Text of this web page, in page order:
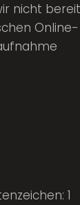
nicht bereit
Online-
1